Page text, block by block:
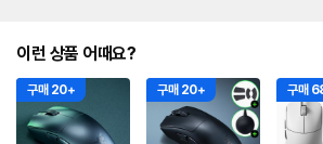
이런 상품 어때요?
구매 20+ 구매 20+ 구매